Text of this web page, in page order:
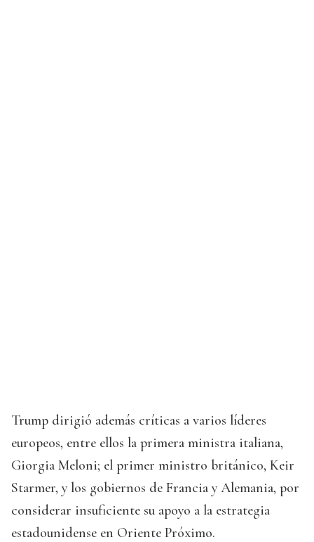
Trump dirigió además críticas a varios líderes
europeos, entre ellos la primera ministra italiana,
Giorgia Meloni; el primer ministro británico, Keir
Starmer, y los gobiernos de Francia y Alemania, por
considerar insuficiente su apoyo a la estrategia
estadounidense en Oriente Próximo.